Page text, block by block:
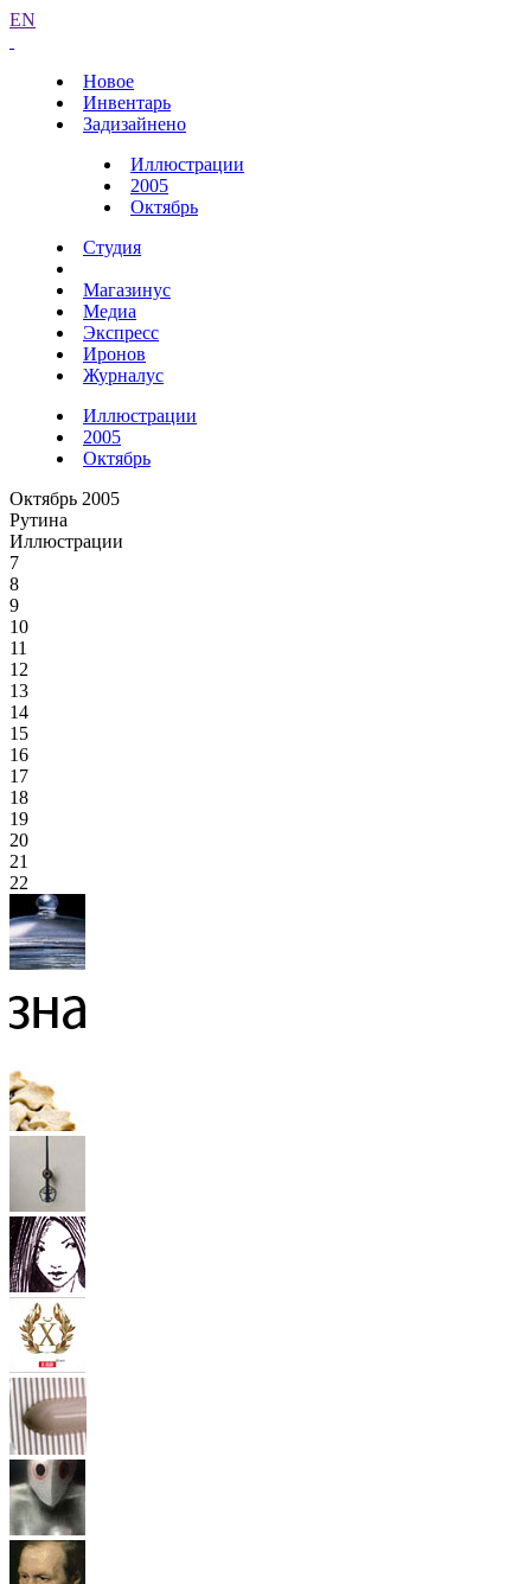
EN
Новое
Инвентарь
Задизайнено
Иллюстрации
2005
Октябрь
Студия
Магазинус
Медиа
Экспресс
Иронов
Журналус
Иллюстрации
2005
Октябрь
Октябрь 2005
Рутина
Иллюстрации
7
8
9
10
11
12
13
14
15
16
17
18
19
20
21
22